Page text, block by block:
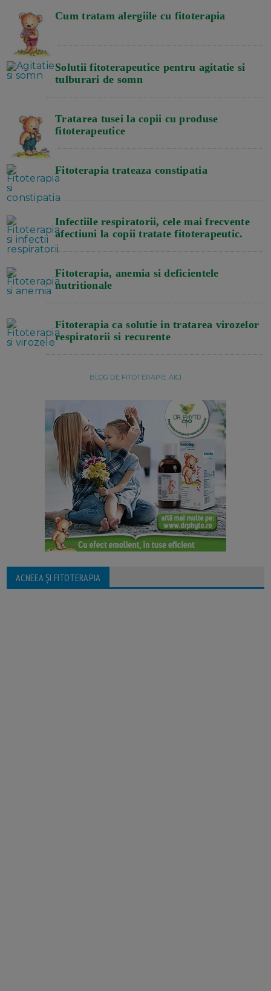
Cum tratam alergiile cu fitoterapia
Solutii fitoterapeutice pentru agitatie si
tulburari de somn
Tratarea tusei la copii cu produse
fitoterapeutice
Fitoterapia trateaza constipatia
Infectiile respiratorii, cele mai frecvente
afectiuni la copii tratate fitoterapeutic.
Fitoterapia, anemia si deficientele
nutritionale
Fitoterapia ca solutie in tratarea virozelor
respiratorii si recurente
BLOG DE FITOTERAPIE AICI
ACNEEA ȘI FITOTERAPIA